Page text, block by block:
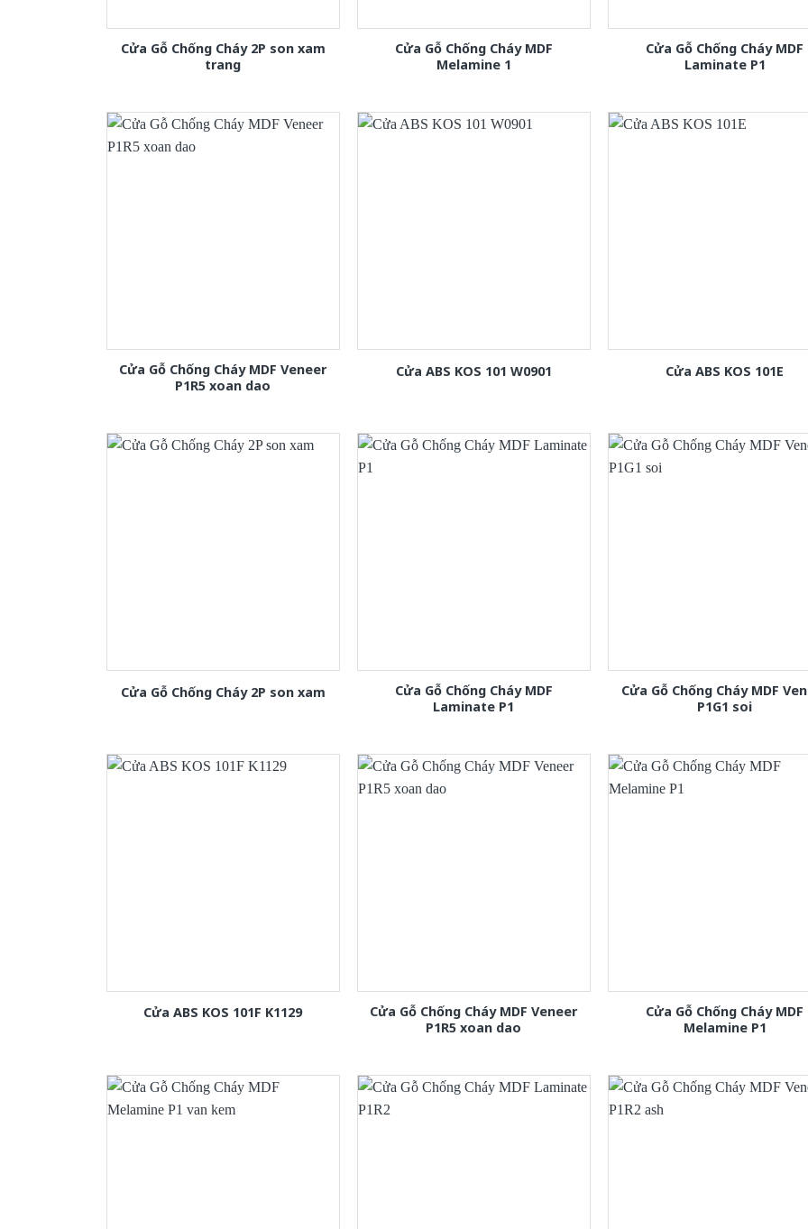
Cửa Gỗ Chống Cháy 2P son xam
trang
Cửa Gỗ Chống Cháy MDF
Melamine 1
Cửa Gỗ Chống Cháy MDF
Laminate P1
Cửa Gỗ Chống Cháy MDF Veneer
P1R5 xoan dao
Cửa ABS KOS 101 W0901 Cửa ABS KOS 101E
Cửa Gỗ Chống Cháy 2P son xam
Cửa Gỗ Chống Cháy MDF
Laminate P1
Cửa Gỗ Chống Cháy MDF
P1G1 soi
Cửa ABS KOS 101F K1129
Cửa Gỗ Chống Cháy MDF Veneer
P1R5 xoan dao
Cửa Gỗ Chống Cháy MDF
Melamine P1